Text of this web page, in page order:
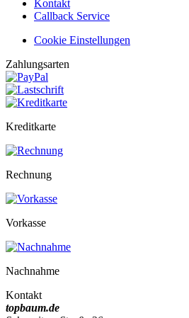
Kontakt
Callback Service
Cookie Einstellungen
Zahlungsarten
Kreditkarte
Rechnung
Vorkasse
Nachnahme
Kontakt
topbaum.de